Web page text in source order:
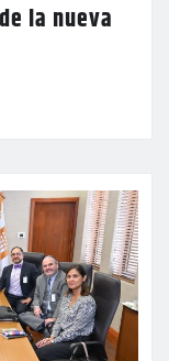
la nueva